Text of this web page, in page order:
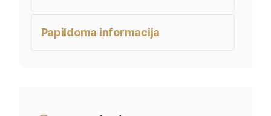
Papildoma informacija